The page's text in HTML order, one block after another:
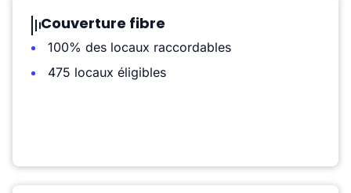
Couverture fibre
100% des locaux raccordables
475 locaux éligibles